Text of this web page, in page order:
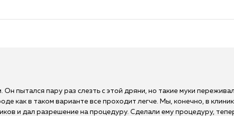
пытался пару раз слезть с этой дряни, но такие муки
как в таком варианте все проходит легче. Мы, конечно, в
и дал разрешение на процедуру. Сделали ему процедуру,